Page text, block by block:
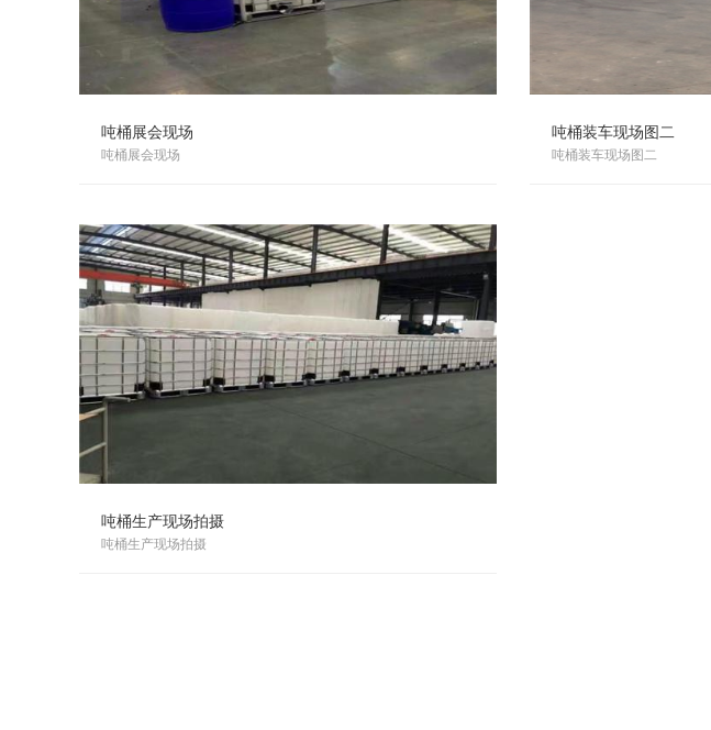
吨桶展会现场
吨桶展会现场
吨桶装车现场图二
吨桶装车现场图二
吨桶生产现场拍摄
吨桶生产现场拍摄